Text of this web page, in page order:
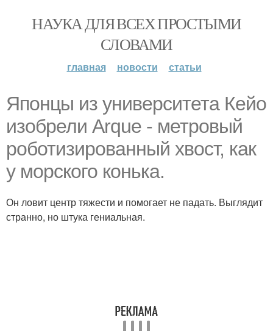
НАУКА ДЛЯ ВСЕХ ПРОСТЫМИ
СЛОВАМИ
главная новости статьи
Японцы из университета Кейо
изобрели Arque - метровый
роботизированный хвост, как
у морского конька.
Он ловит центр тяжести и помогает не падать. Выглядит
странно, но штука гениальная.